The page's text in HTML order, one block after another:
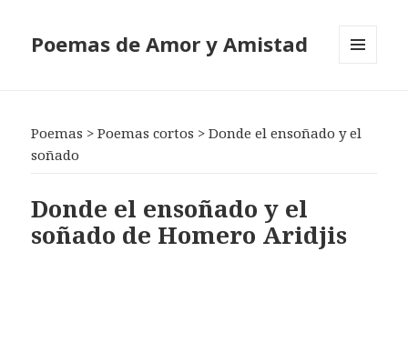
Poemas de Amor y Amistad
Poemas >Poemas cortos >Donde el ensoñado y el
soñado
Donde el ensoñado y el
soñado de Homero Aridjis